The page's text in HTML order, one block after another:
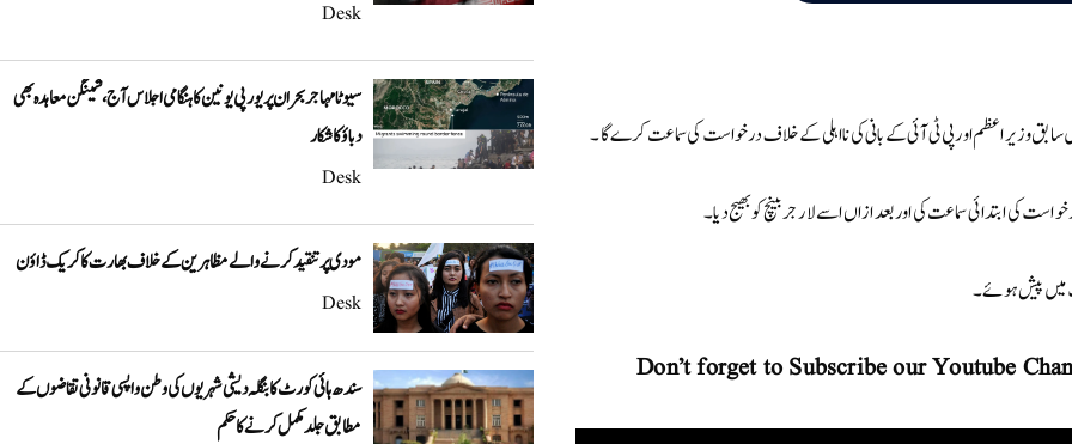
Desk
سیوٹا مہاجر بحران پر یورپی یونین کا ہنگامی اجلاس آج، شینگن معاہدہ بھی
دباؤ کا شکار
Desk
مودی پر تنقید کرنے والے مظاہرین کے خلاف بھارت کا کریک ڈاؤن
Desk
سندھ ہائی کورٹ کا بنگلہ دیشی شہریوں کی وطن واپسی قانونی تقاضوں کے
مطابق جلد مکمل کرنے کا حکم
سابق وزیراعظم اور پی ٹی آئی کے بانی کی نااہلی کے خلاف درخواست کی سماعت کرے گا۔
کی ابتدائی سماعت کی اور بعد ازاں اسے لارجر بینچ کو بھیج دیا۔
میں پیش ہوئے۔
Don’t forget to Subscribe our Youtube